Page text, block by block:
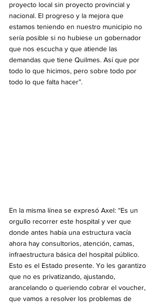
proyecto local sin proyecto provincial y
nacional. El progreso y la mejora que
estamos teniendo en nuestro municipio no
sería posible si no hubiese un gobernador
que nos escucha y que atiende las
demandas que tiene Quilmes. Así que por
todo lo que hicimos, pero sobre todo por
todo lo que falta hacer”.
En la misma línea se expresó Axel: “Es un
orgullo recorrer este hospital y ver que
donde antes había una estructura vacía
ahora hay consultorios, atención, camas,
infraestructura básica del hospital público.
Esto es el Estado presente. Yo les garantizo
que no es privatizando, ajustando,
arancelando o queriendo cobrar el voucher,
que vamos a resolver los problemas de